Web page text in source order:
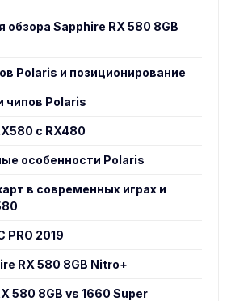
обзора Sapphire RX 580 8GB
Polaris и позиционирование
чипов Polaris
с RX480
особенности Polaris
в современных играх и
PRO 2019
RX 580 8GB Nitro+
580 8GB vs 1660 Super